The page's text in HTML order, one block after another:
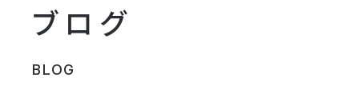
ブログ
BLOG